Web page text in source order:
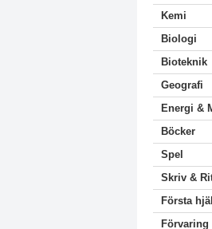
Kemi
Biologi
Bioteknik
Geografi
Energi &
Böcker
Spel
Skriv &
Första
Förvaring